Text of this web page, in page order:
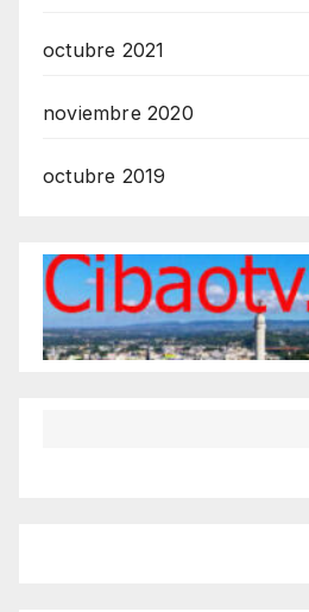
octubre 2021
noviembre 2020
octubre 2019